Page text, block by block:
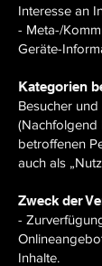
Interesse an
- Meta-/
Geräte-
Kategorien
Besucher
(Nachfolgend
betroffenen
auch als
Zweck der
-
Inhalte.